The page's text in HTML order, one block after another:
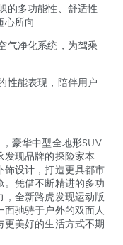
的多功能性、舒适性
心所向
气净化系统，为驾乘
性能表现，陪伴用户
豪华中型全地形SUV
现品牌的探险家本
设计，打造更具都市
凭借不断精进的多功
全新路虎发现运动版
驰骋于户外的双面人
美好的生活方式不期